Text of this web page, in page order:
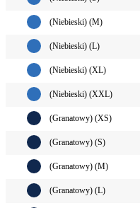
(Niebieski) (M)
(Niebieski) (L)
(Niebieski) (XL)
(Niebieski) (XXL)
(Granatowy) (XS)
(Granatowy) (S)
(Granatowy) (M)
(Granatowy) (L)